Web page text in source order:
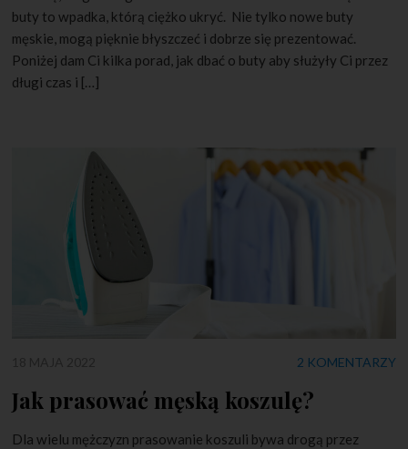
buty to wpadka, którą ciężko ukryć. Nie tylko nowe buty
męskie, mogą pięknie błyszczeć i dobrze się prezentować.
Poniżej dam Ci kilka porad, jak dbać o buty aby służyły Ci przez
długi czas i […]
2 KOMENTARZY
Jak prasować męską koszulę?
Dla wielu mężczyzn prasowanie koszuli bywa drogą przez